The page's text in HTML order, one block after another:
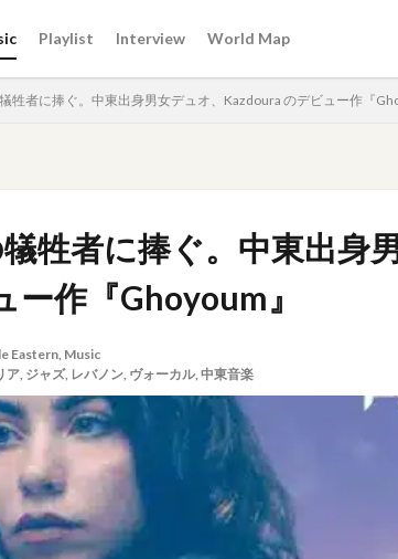
Playlist Interview World Map
牲者に捧ぐ。中東出身男女デュオ、Kazdoura のデビュー作『
牲者に捧ぐ。中東出身
作『Ghoyoum』
Eastern, Music
ア, ジャズ, レバノン, ヴォーカル, 中東音楽